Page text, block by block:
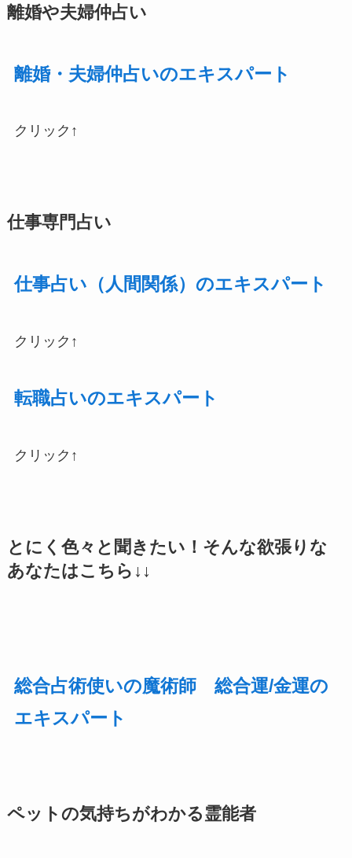
離婚や夫婦仲占い
離婚・夫婦仲占いのエキスパート
クリック↑
仕事専門占い
仕事占い（人間関係）のエキスパート
クリック↑
転職占いのエキスパート
クリック↑
とにく色々と聞きたい！そんな欲張りな
あなたはこちら↓↓
総合占術使いの魔術師 総合運/金運の
エキスパート
ペットの気持ちがわかる霊能者